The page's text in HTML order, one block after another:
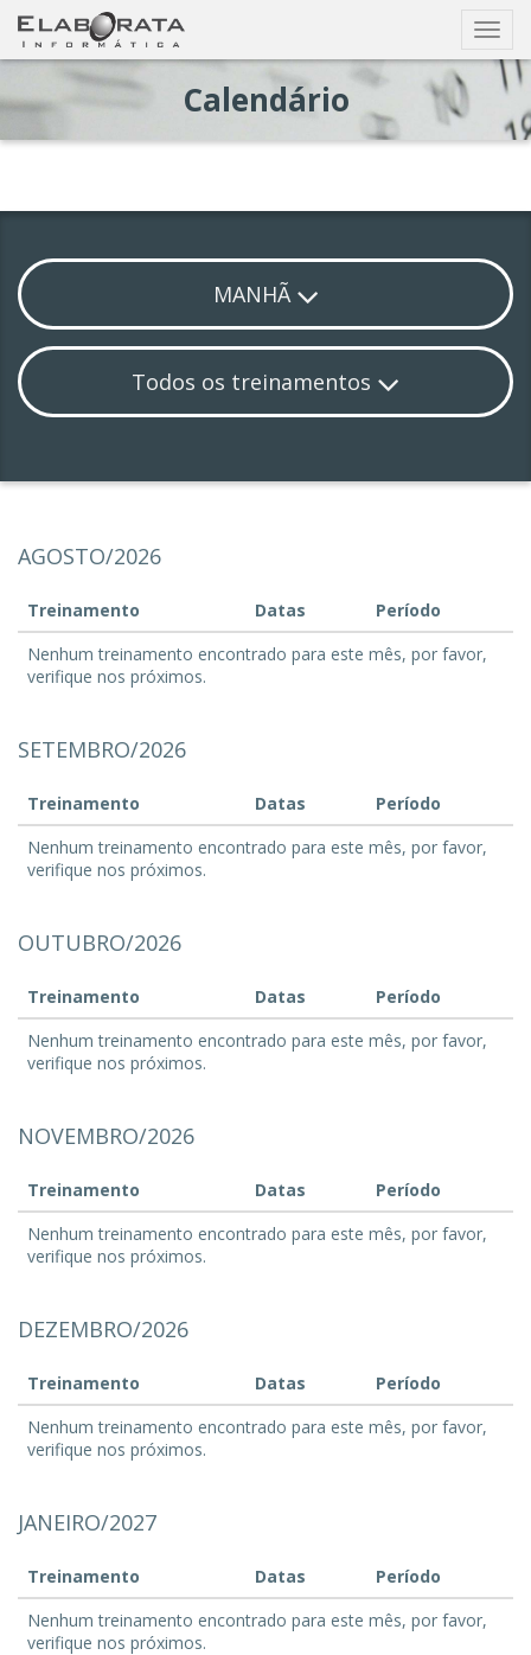
Exibir
Calendário
MANHÃ
Todos os treinamentos
AGOSTO/2026
Treinamento Datas
Período
Nenhum treinamento encontrado para este mês, por favor,
verifique nos próximos.
SETEMBRO/2026
Treinamento Datas
Período
Nenhum treinamento encontrado para este mês, por favor,
verifique nos próximos.
OUTUBRO/2026
Treinamento Datas
Período
Nenhum treinamento encontrado para este mês, por favor,
verifique nos próximos.
NOVEMBRO/2026
Treinamento Datas
Período
Nenhum treinamento encontrado para este mês, por favor,
verifique nos próximos.
DEZEMBRO/2026
Treinamento Datas
Período
Nenhum treinamento encontrado para este mês, por favor,
verifique nos próximos.
JANEIRO/2027
Treinamento Datas
Período
Nenhum treinamento encontrado para este mês, por favor,
verifique nos próximos.